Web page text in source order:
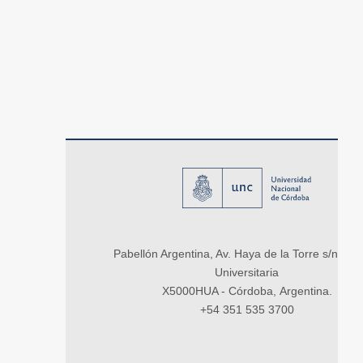
Pabellón Argentina, Av. Haya de la Torre s/n,
Universitaria
X5000HUA - Córdoba, Argentina.
+54 351 535 3700